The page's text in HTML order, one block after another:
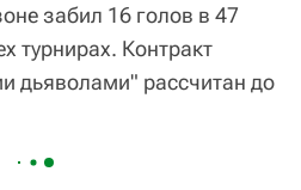
забил 16 голов в 47
турнирах. Контракт
дьяволами" рассчитан до